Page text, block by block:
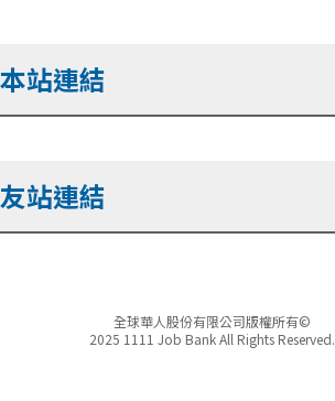
本站連結
友站連結
全球華人股份有限公司版權所有©
2025 1111 Job Bank All Rights Reserved.